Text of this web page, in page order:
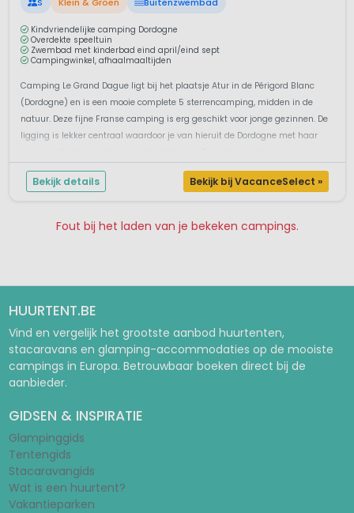
S Klein & Groen Buitenzwembad
Kindvriendelijke camping Dordogne
Overdekte speeltuin
Zwembad met kinderbad eind april/eind sept
Campingwinkel, afhaalmaaltijden
Camping Le Grand Dague ligt bij het plaatsje Atur in de Périgord Blanc
(Dordogne) en is een mooie complete 5 sterrencamping, midden in de
natuur. Deze fijne Franse camping is erg geschikt voor jonge gezinnen. De
ligging is lekker centraal waardoor je van hieruit de Dordogne met haar
Bekijk details Bekijk bij VacanceSelect »
Fout bij het laden van je bekeken campings.
HUURTENT.BE
Vind en vergelijk het grootste aanbod huurtenten,
stacaravans en glamping-accommodaties op de mooiste
campings in Europa. Betrouwbaar boeken direct bij de
aanbieder.
GIDSEN & INSPIRATIE
Glampinggids
Tentengids
Stacaravangids
Wat is een huurtent?
Vakantieparken